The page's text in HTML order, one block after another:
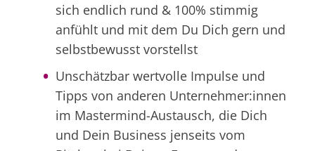
sich endlich rund & 100% stimmig
anfühlt und mit dem Du Dich gern und
selbstbewusst vorstellst
Unschätzbar wertvolle Impulse und
Tipps von anderen Unternehmer:innen
im Mastermind-Austausch, die Dich
und Dein Business jenseits vom